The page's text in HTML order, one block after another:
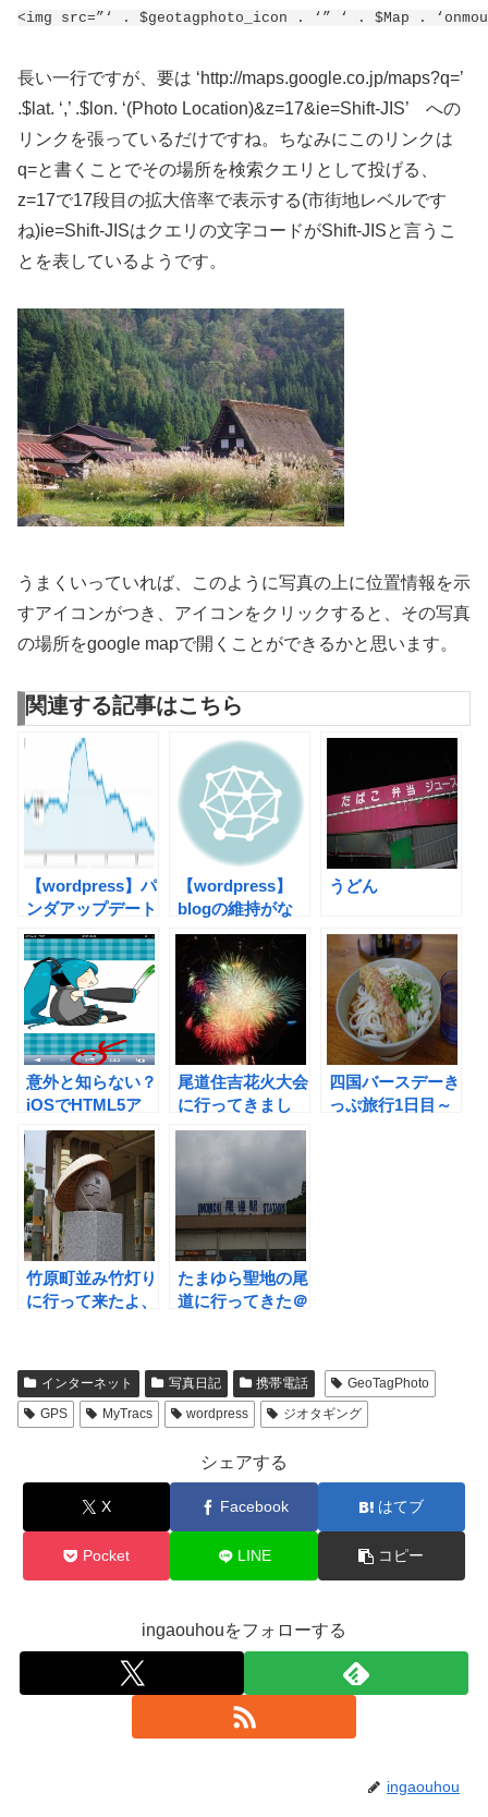
<img src=”‘ . $geotagphoto_icon . ‘” ‘ . $Map .
長い一行ですが、要は ‘http://maps.google.co.jp/maps?q=’
.$lat. ‘,’ .$lon. ‘(Photo Location)&z=17&ie=Shift-JIS’ への
リンクを張っているだけですね。ちなみにこのリンクは
q=と書くことでその場所を検索クエリとして投げる、
z=17で17段目の拡大倍率で表示する(市街地レベルです
ね)ie=Shift-JISはクエリの文字コードがShift-JISと言うこ
とを表しているようです。
うまくいっていれば、このように写真の上に位置情報を示
すアイコンがつき、アイコンをクリックすると、その写真
の場所をgoogle mapで開くことができるかと思います。
関連する記事はこちら
【wordpress】パ
ンダアップデート
でやっちまった件
【wordpress】
blogの維持がな
かなかに厳しくな
って来ました
うどん
意外と知らない？
iOSでHTML5ア
プリをネイティブ
アプリっぽく全画
面表示するデモ、
初音もあるよ。
尾道住吉花火大会
に行ってきまし
た。
四国バースデーき
っぷ旅行1日目～
竹原町並み竹灯り
に行って来たよ、
たまゆら聖地の尾
道に行ってきた＠
インターネット 写真日記 携帯電話
GeoTagPhoto
GPS
MyTracs wordpress ジオタギング
シェアする
X Facebook はてブ
Pocket LINE コピー
ingaouhouをフォローする
ingaouhou